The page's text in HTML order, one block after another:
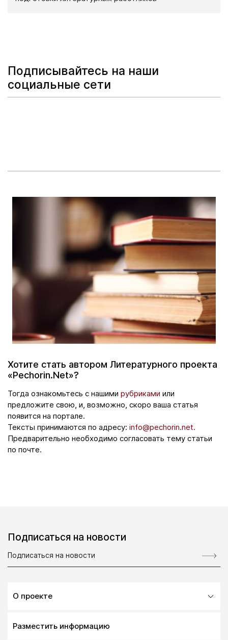
Подписывайтесь на наши
социальные сети
Хотите стать автором Литературного проекта
«Pechorin.Net»?
Тогда ознакомьтесь с нашими рубриками или
предложите свою, и, возможно, скоро ваша статья
появится на портале.
Тексты принимаются по адресу: info@pechorin.net.
Предварительно необходимо согласовать тему статьи
по почте.
Подписаться на новости
О проекте
Разместить информацию